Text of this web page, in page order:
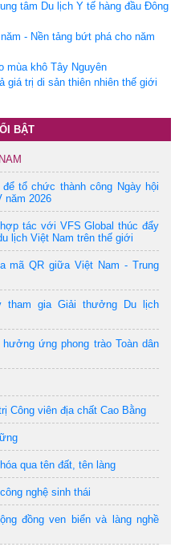
tâm Du lịch Y tế hàng đầu Đông
- Nền tảng bứt phá cho năm
mùa khô Tây Nguyên
giá trị di sản thiên nhiên thế giới
BẬT
tổ chức thành công Ngày hội
năm 2026
tác với VFS Global thúc đẩy
lịch Việt Nam trên thế giới
mã QR giữa Việt Nam - Trung
tham gia Giải thưởng Du lịch
ứng phong trào Toàn dân
Công viên địa chất Cao Bằng
qua tên đất, tên làng
nghệ sinh thái
đồng ven biển và làng nghề